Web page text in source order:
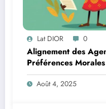
Lat DIOR 0
Alignement des
Préférences
Une Nouvelle
Août 4, 2025